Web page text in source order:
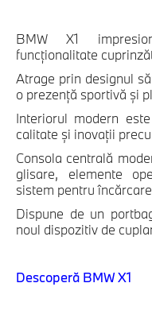
BMW X1
funcţionalitate
Atrage prin designul
o prezenţă sportivă şi
Interiorul modern
calitate şi inovaţii
Consola centrală
glisare, elemente
sistem pentru
Dispune de un
noul dispozitiv de
Descoperă BMW X1